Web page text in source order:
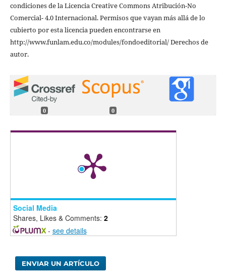
condiciones de la Licencia Creative Commons Atribución-No
Comercial- 4.0 Internacional. Permisos que vayan más allá de lo
cubierto por esta licencia pueden encontrarse en
http://www.funlam.edu.co/modules/fondoeditorial/ Derechos de
autor.
0 0
Social Media
Shares, Likes & Comments: 2
- see details
ENVIAR UN ARTÍCULO